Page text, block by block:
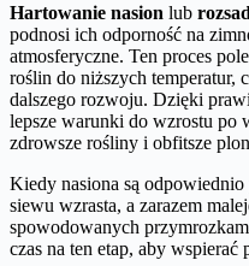
Hartowanie nasion lub
podnosi ich odporność na
atmosferyczne. Ten proces
roślin do niższych temperatur,
dalszego rozwoju. Dzięki
lepsze warunki do wzrostu po
zdrowsze rośliny i obfitsze
Kiedy nasiona są
siewu wzrasta, a zarazem
spowodowanych
czas na ten etap, aby